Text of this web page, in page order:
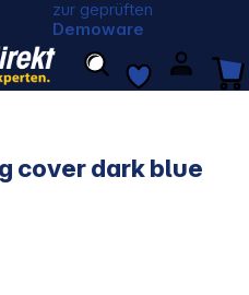
zur geprüften
Demoware
cover dark blue